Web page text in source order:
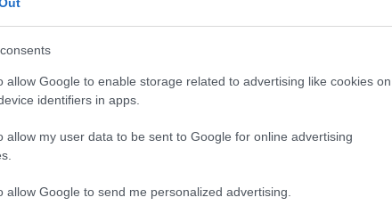
allow Google to enable storage related to advertising like cookies on
identifiers in apps.
allow my user data to be sent to Google for online advertising
allow Google to send me personalized advertising.
04 May 2023